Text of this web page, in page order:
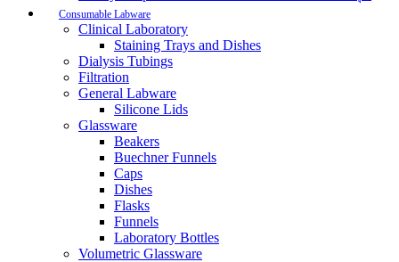
Consumable Labware
Clinical Laboratory
Staining Trays and Dishes
Dialysis Tubings
Filtration
General Labware
Silicone Lids
Glassware
Beakers
Buechner Funnels
Caps
Dishes
Flasks
Funnels
Laboratory Bottles
Volumetric Glassware